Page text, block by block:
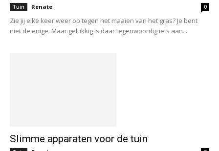
Tuin Renate 0
Zie jij elke keer weer op tegen het maaien van het gras? Je bent
niet de enige. Maar gelukkig is daar tegenwoordig iets aan...
Slimme apparaten voor de tuin